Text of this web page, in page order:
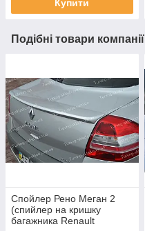
Купити
Подібні товари компанії
Спойлер Рено Меган 2
(спийлер на кришку
багажника Renault